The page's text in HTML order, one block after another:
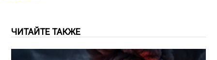
ЧИТАЙТЕ ТАКЖЕ